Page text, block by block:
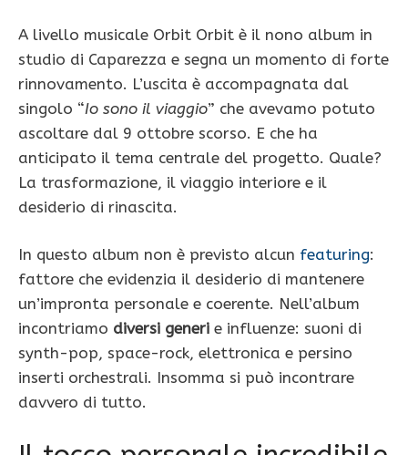
A livello musicale Orbit Orbit è il nono album in
studio di Caparezza e segna un momento di forte
rinnovamento. L’uscita è accompagnata dal
singolo “Io sono il viaggio” che avevamo potuto
ascoltare dal 9 ottobre scorso. E che ha
anticipato il tema centrale del progetto. Quale?
La trasformazione, il viaggio interiore e il
desiderio di rinascita.
In questo album non è previsto alcun featuring:
fattore che evidenzia il desiderio di mantenere
un’impronta personale e coerente. Nell’album
incontriamo diversi generi e influenze: suoni di
synth-pop, space-rock, elettronica e persino
inserti orchestrali. Insomma si può incontrare
davvero di tutto.